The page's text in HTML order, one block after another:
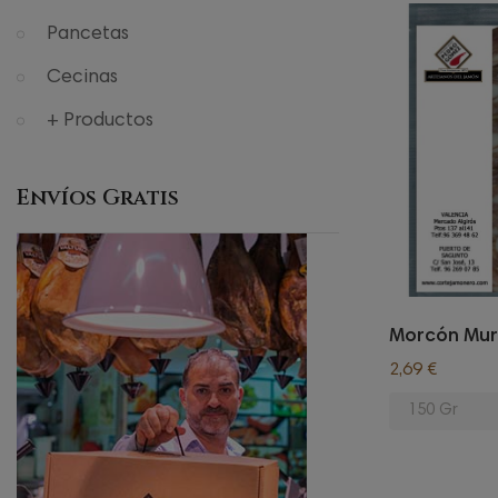
Pancetas
Cecinas
+ Productos
Envíos Gratis
Morcón
2,69 €